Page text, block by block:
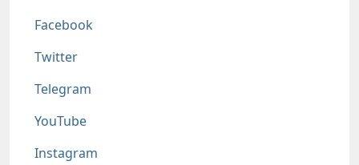
Соц сети
Facebook
Twitter
Telegram
YouTube
Instagram